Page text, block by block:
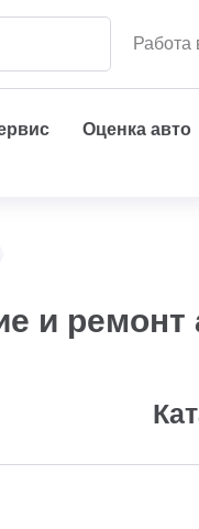
Работа
Оценка авто
и